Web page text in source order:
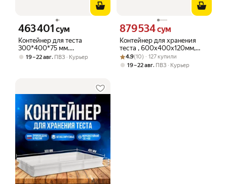
Контейнер для теста
300*400*75 мм.
морозостойкий, белый
Цена 463401 сум вместо
463 401 сум
19 – 22 авг, ПВЗ Курьер
Контейнер для хранения
теста , 600х400х120мм,
полиэтилен, белый Россия
Цена 879534 сум вместо
879 534сум
Рейтинг товара: 4.9 из 5
Оценок: (10) · 127 купили
4.9(10) · 127 купили
19 – 22 авг, ПВЗ Курьер